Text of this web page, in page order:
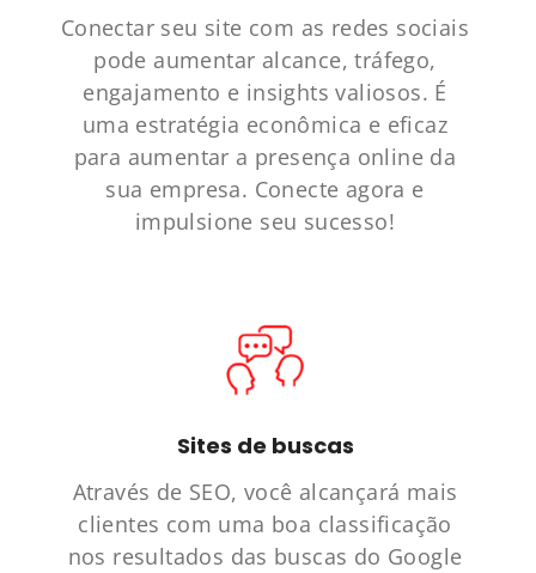
Conectar seu site com as redes sociais
pode aumentar alcance, tráfego,
engajamento e insights valiosos. É
uma estratégia econômica e eficaz
para aumentar a presença online da
sua empresa. Conecte agora e
impulsione seu sucesso!
Sites de buscas
Através de SEO, você alcançará mais
clientes com uma boa classificação
nos resultados das buscas do Google